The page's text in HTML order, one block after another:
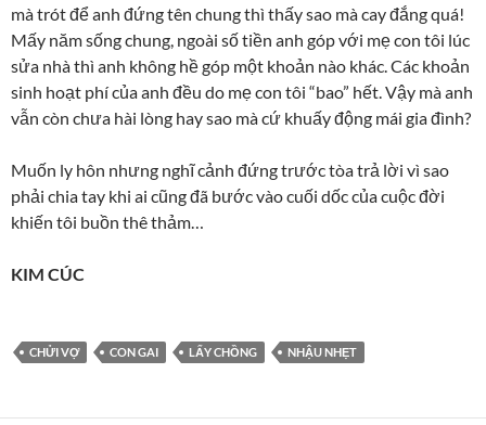
mà trót để anh đứng tên chung thì thấy sao mà cay đắng quá!
Mấy năm sống chung, ngoài số tiền anh góp với mẹ con tôi lúc
sửa nhà thì anh không hề góp một khoản nào khác. Các khoản
sinh hoạt phí của anh đều do mẹ con tôi “bao” hết. Vậy mà anh
vẫn còn chưa hài lòng hay sao mà cứ khuấy động mái gia đình?
Muốn ly hôn nhưng nghĩ cảnh đứng trước tòa trả lời vì sao
phải chia tay khi ai cũng đã bước vào cuối dốc của cuộc đời
khiến tôi buồn thê thảm…
KIM CÚC
CHỬI VỢ CON GAI LẤY CHỒNG NHẬU NHẸT